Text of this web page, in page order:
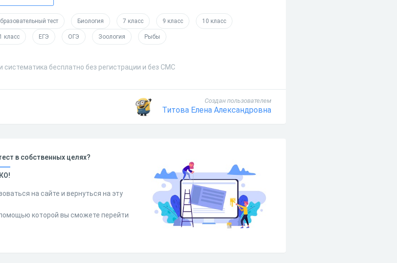
тест Биология 7 класс 9 класс 10 класс
класс ЕГЭ ОГЭ Зоология Рыбы
бесплатно без регистрации и без СМС
Создан пользователем
Титова Елена Александровна
в собственных целях?
на сайте и вернуться на эту
которой вы сможете перейти